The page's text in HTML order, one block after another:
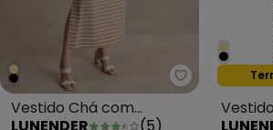
Lunender -
Vestido Chá com